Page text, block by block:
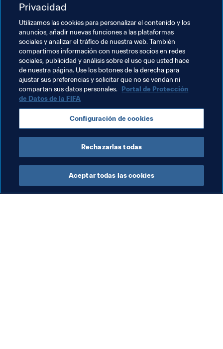
ver un gran campeonato. De hecho, la Bundesliga es la
primera gran liga europea en reanudar su actividad, y tal
vez sea un modelo a seguir en algunos aspectos sobre
cómo deben proceder las competiciones deportivas
CNN(EEUU)
Temas relacionados
Alemania
Privacidad
Utilizamos las cookies para personalizar el contenido y los
anuncios, añadir nuevas funciones a las plataformas
sociales y analizar el tráfico de nuestra web. También
compartimos información con nuestros socios en redes
sociales, publicidad y análisis sobre el uso que usted hace
de nuestra página. Use los botones de la derecha para
ajustar sus preferencias y solicitar que no se vendan ni
compartan sus datos personales. Portal de Protección
de Datos de la FIFA
Configuración de cookies
Rechazarlas todas
Aceptar todas las cookies